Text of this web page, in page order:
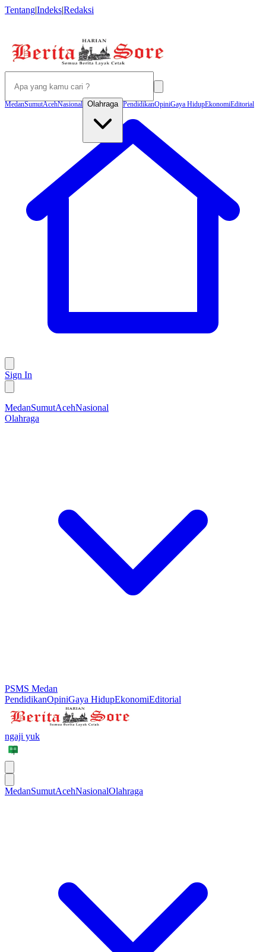
Tentang|Indeks|Redaksi
MedanSumutAcehNasional Olahraga PendidikanOpiniGaya HidupEkonomiEditorial
Sign In
MedanSumutAcehNasional
Olahraga
PSMS Medan
PendidikanOpiniGaya HidupEkonomiEditorial
ngaji yuk
MedanSumutAcehNasionalOlahraga